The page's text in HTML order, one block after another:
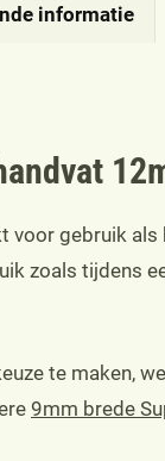
informatie
voor gebruik als
zoals tijdens
te maken,
9mm brede